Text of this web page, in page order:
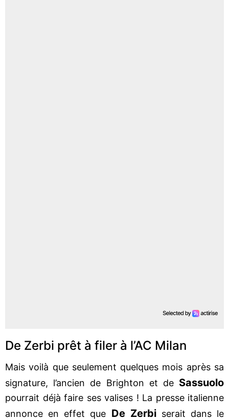
De Zerbi prêt à filer à l’AC Milan
Mais voilà que seulement quelques mois après sa
signature, l’ancien de Brighton et de Sassuolo
pourrait déjà faire ses valises ! La presse italienne
annonce en effet que De Zerbiserait dans le